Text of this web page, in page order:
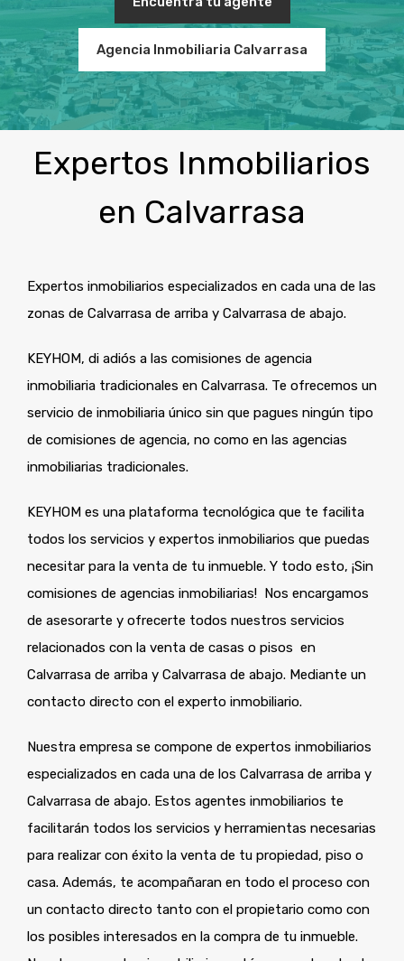
Agencia Inmobiliaria Calvarrasa
Expertos Inmobiliarios
en Calvarrasa
Expertos inmobiliarios especializados en cada una de las
zonas de Calvarrasa de arriba y Calvarrasa de abajo.
KEYHOM, di adiós a las comisiones de agencia
inmobiliaria tradicionales en Calvarrasa. Te ofrecemos un
servicio de inmobiliaria único sin que pagues ningún tipo
de comisiones de agencia, no como en las agencias
inmobiliarias tradicionales.
KEYHOM es una plataforma tecnológica que te facilita
todos los servicios y expertos inmobiliarios que puedas
necesitar para la venta de tu inmueble. Y todo esto, ¡Sin
comisiones de agencias inmobiliarias! Nos encargamos
de asesorarte y ofrecerte todos nuestros servicios
relacionados con la venta de casas o pisos en
Calvarrasa de arriba y Calvarrasa de abajo. Mediante un
contacto directo con el experto inmobiliario.
Nuestra empresa se compone de expertos inmobiliarios
especializados en cada una de los Calvarrasa de arriba y
Calvarrasa de abajo. Estos agentes inmobiliarios te
facilitarán todos los servicios y herramientas necesarias
para realizar con éxito la venta de tu propiedad, piso o
casa. Además, te acompañaran en todo el proceso con
un contacto directo tanto con el propietario como con
los posibles interesados en la compra de tu inmueble.